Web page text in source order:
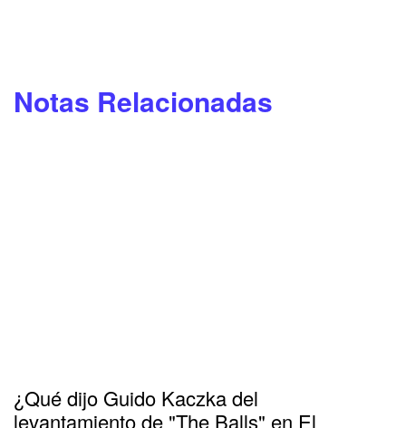
Notas Relacionadas
¿Qué dijo Guido Kaczka del
levantamiento de "The Balls" en El